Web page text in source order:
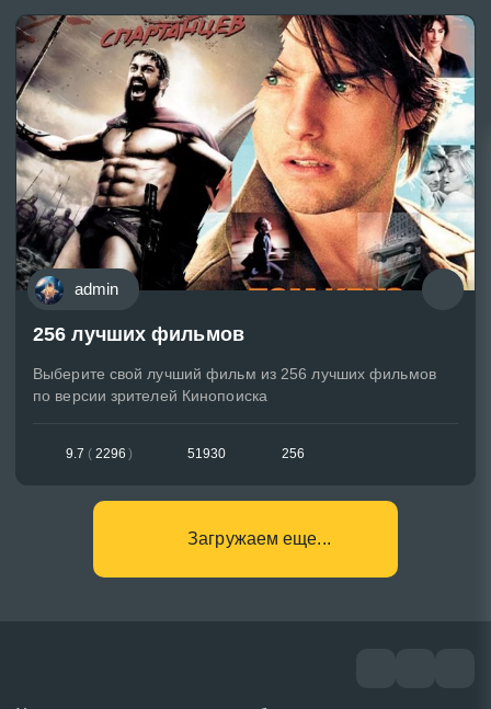
admin
256 лучших фильмов
Выберите свой лучший фильм из 256 лучших фильмов
по версии зрителей Кинопоиска
9.7 ( 2296 ) 51930 256
Загружаем еще...